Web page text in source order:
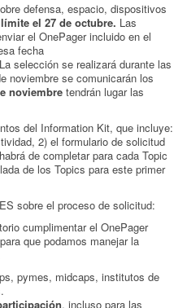
defensa, espacio, dispositivos
el 27 de octubre. Las
el OnePager incluido en el
fecha
selección se realizará durante las
noviembre se comunicarán los
noviembre tendrán lugar las
del Information Kit, que incluye:
2) el formulario de solicitud
de completar para cada Topic
de los Topics para este primer
sobre el proceso de solicitud:
cumplimentar el OnePager
para que podamos manejar la
pymes, midcaps, institutos de
, incluso para las